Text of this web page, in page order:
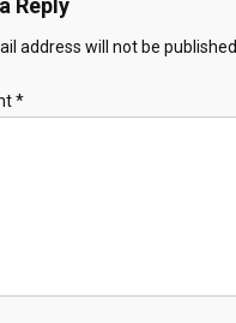
address will not be published.
*